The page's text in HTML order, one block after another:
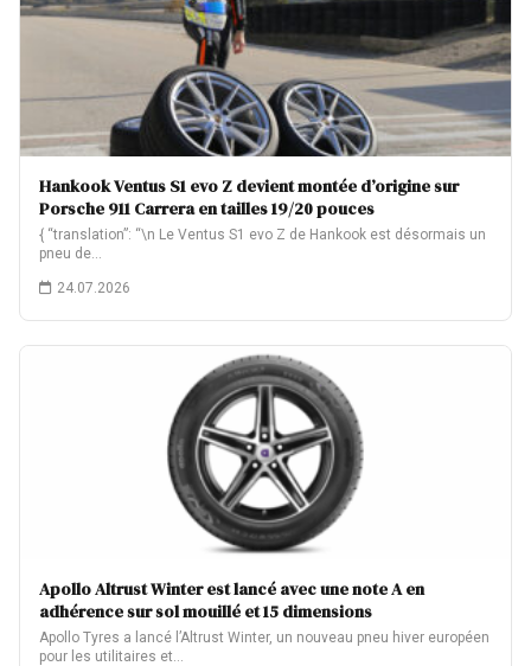
Hankook Ventus S1 evo Z devient montée d’origine sur
Porsche 911 Carrera en tailles 19/20 pouces
{ “translation”: “\n Le Ventus S1 evo Z de Hankook est désormais un
pneu de…
24.07.2026
Apollo Altrust Winter est lancé avec une note A en
adhérence sur sol mouillé et 15 dimensions
Apollo Tyres a lancé l’Altrust Winter, un nouveau pneu hiver européen
pour les utilitaires et…